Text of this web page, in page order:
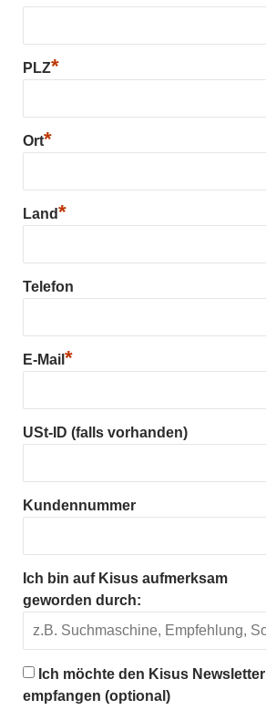
PLZ*
Ort*
Land*
Telefon
E-Mail *
USt-ID (falls vorhanden)
Kundennummer
Ich bin auf Kisus aufmerksam
geworden durch:
Ich möchte den Kisus Newsletter
empfangen (optional)